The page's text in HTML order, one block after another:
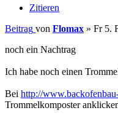
Zitieren
Beitrag von Flomax » Fr 5.
noch ein Nachtrag
Ich habe noch einen
Bei http://
Trommelkomposter